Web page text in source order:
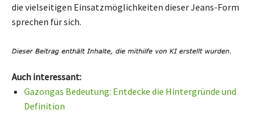
die vielseitigen Einsatzmöglichkeiten dieser Jeans-Form
sprechen für sich.
Auch interessant:
Gazongas Bedeutung: Entdecke die Hintergründe und
Definition